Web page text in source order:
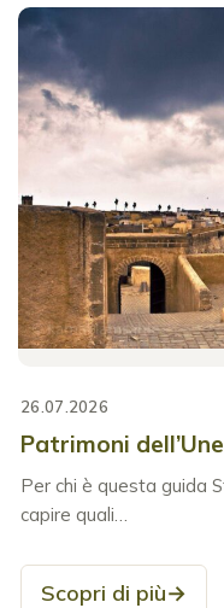
26.07.2026
Patrimoni
Per chi è questa guida
capire quali…
Scopri di più→